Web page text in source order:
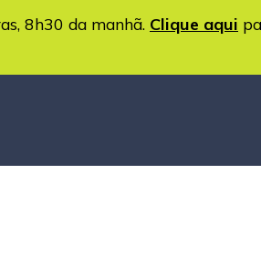
8h30 da manhã. Clique aqui